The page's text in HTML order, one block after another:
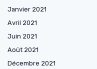
Janvier 2021
Avril 2021
Juin 2021
Août 2021
Décembre 2021